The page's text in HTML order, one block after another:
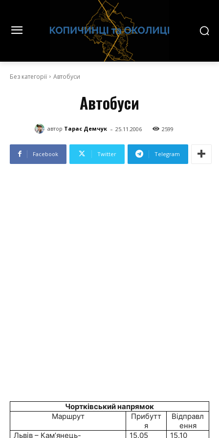
Без категорії Автобуси
Автобуси
автор Тарас Демчук - 25.11.2006 2599
Facebook Twitter Telegram
Чортківський напрямок
Маршрут
Прибутт
я
Відправл
ення
Львів – Кам’янець-
15.05 15.10